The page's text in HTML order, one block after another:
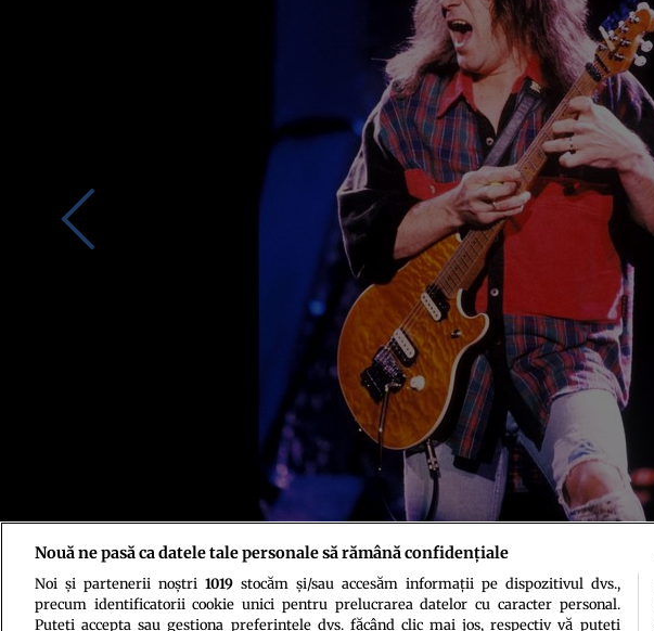
Eddie Van Halen. Sursa foto: Profimedia
Nouă ne pasă ca datele tale personale să rămână confidențiale
Noi și partenerii noștri 1019stocăm și/sau accesăm informații pe dispozitivul dvs.,
precum identificatorii cookie unici pentru prelucrarea datelor cu caracter personal.
Puteți accepta sau gestiona preferințele dvs. făcând clic mai jos, respectiv vă puteți